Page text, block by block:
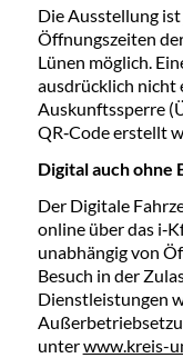
Die Ausstellung
Öffnungszeiten
Lünen möglich.
ausdrücklich nicht
Auskunftssperre
QR‑Code erstellt
Digital auch ohne
Der Digitale
online über das
unabhängig von
Besuch in der
Dienstleistungen
unterwww.kreis-